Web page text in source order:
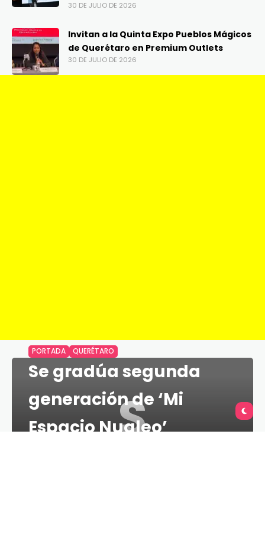
30 DE JULIO DE 2026
Invitan a la Quinta Expo Pueblos Mágicos
de Querétaro en Premium Outlets
30 DE JULIO DE 2026
S
PORTADA QUERÉTARO
Se gradúa segunda
generación de ‘Mi
Espacio Nuqleo’